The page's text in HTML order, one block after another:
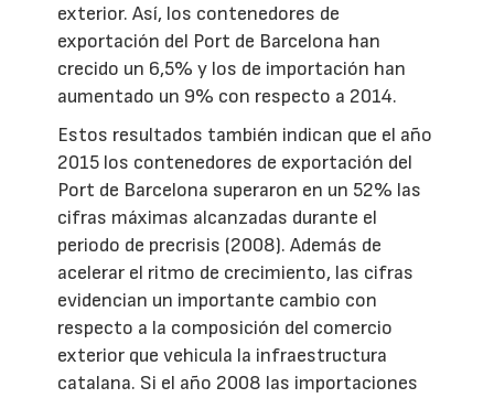
exterior. Así, los contenedores de
exportación del Port de Barcelona han
crecido un 6,5% y los de importación han
aumentado un 9% con respecto a 2014.
Estos resultados también indican que el año
2015 los contenedores de exportación del
Port de Barcelona superaron en un 52% las
cifras máximas alcanzadas durante el
periodo de precrisis (2008). Además de
acelerar el ritmo de crecimiento, las cifras
evidencian un importante cambio con
respecto a la composición del comercio
exterior que vehicula la infraestructura
catalana. Si el año 2008 las importaciones